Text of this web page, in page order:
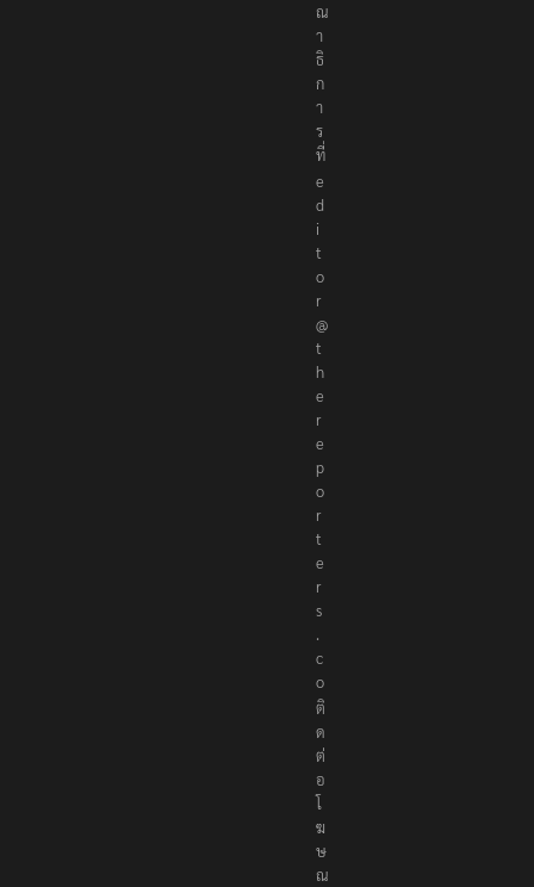
ณ
า
ธิ
ก
า
ร
ที่
e
d
i
t
o
r
@
t
h
e
r
e
p
o
r
t
e
r
s
.
c
o
ติ
ด
ต่
อ
โ
ฆ
ษ
ณ